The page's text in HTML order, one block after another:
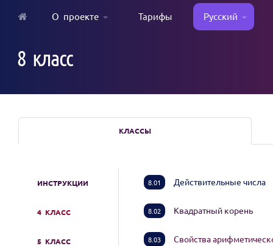
content
О проекте Тарифы Русский
8 класс
КЛАССЫ
ИНСТРУКЦИИ
4 КЛАСС
5 КЛАСС
8.01 Действительные числа
8.02 Квадратный корень
8.03 Свойства